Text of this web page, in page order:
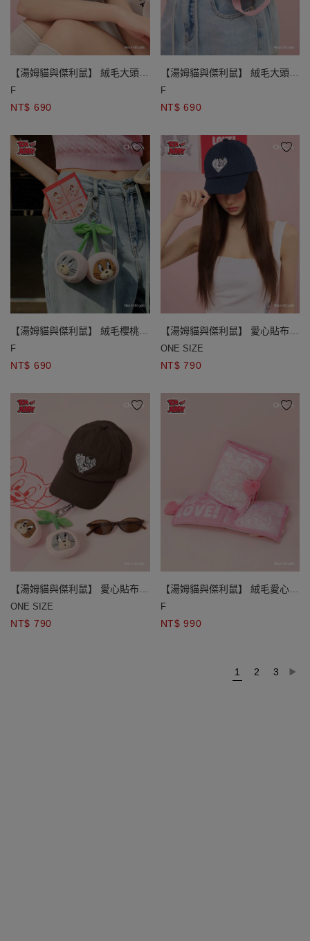
【湯姆貓與傑利鼠】 絨毛大頭造
型飲料杯套
F
NT$ 690
【湯姆貓與傑利鼠】 絨毛大頭造
型飲料杯套
F
NT$ 690
【湯姆貓與傑利鼠】 絨毛櫻桃造
型吊飾
F
NT$ 690
【湯姆貓與傑利鼠】 愛心貼布繡
棒球帽
ONE SIZE
NT$ 790
【湯姆貓與傑利鼠】 愛心貼布繡
棒球帽
ONE SIZE
NT$ 790
【湯姆貓與傑利鼠】 絨毛愛心磁
吸印花刺繡抱枕
F
NT$ 990
1 2 3